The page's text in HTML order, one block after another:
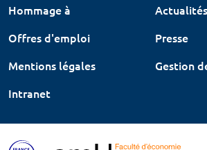
Hommage à
Actualités
Offres d'emploi
Presse
Mentions légales
Gestion
Intranet